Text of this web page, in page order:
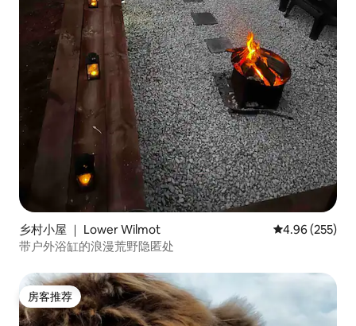
乡村小屋 ｜ Lower Wilmot 平均评分 4.96
4.96 (255)
带户外浴缸的浪漫荒野隐匿处
房客推荐
房客推荐